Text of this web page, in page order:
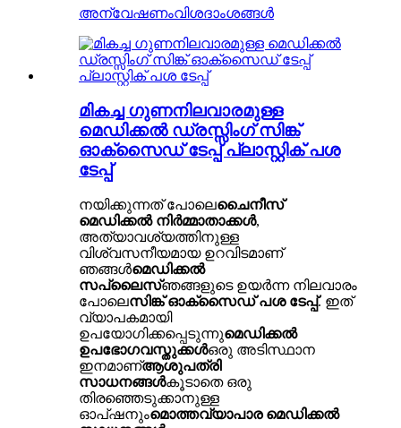
അന്വേഷണംവിശദാംശങ്ങൾ
മികച്ച ഗുണനിലവാരമുള്ള
മെഡിക്കൽ ഡ്രസ്സിംഗ് സിങ്ക്
ഓക്സൈഡ് ടേപ്പ് പ്ലാസ്റ്റിക് പശ
ടേപ്പ്
നയിക്കുന്നത് പോലെചൈനീസ്
മെഡിക്കൽ നിർമ്മാതാക്കൾ,
അത്യാവശ്യത്തിനുള്ള
വിശ്വസനീയമായ ഉറവിടമാണ്
ഞങ്ങൾമെഡിക്കൽ
സപ്ലൈസ്ഞങ്ങളുടെ ഉയർന്ന നിലവാരം
പോലെസിങ്ക് ഓക്സൈഡ് പശ ടേപ്പ്. ഇത്
വ്യാപകമായി
ഉപയോഗിക്കപ്പെടുന്നുമെഡിക്കൽ
ഉപഭോഗവസ്തുക്കൾഒരു അടിസ്ഥാന
ഇനമാണ്ആശുപത്രി
സാധനങ്ങൾകൂടാതെ ഒരു
തിരഞ്ഞെടുക്കാനുള്ള
ഓപ്ഷനുംമൊത്തവ്യാപാര മെഡിക്കൽ